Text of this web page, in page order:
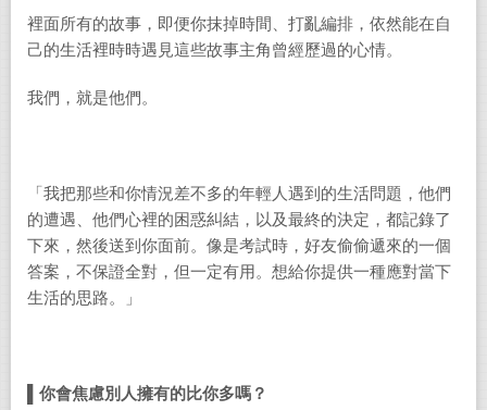
裡面所有的故事，即便你抹掉時間、打亂編排，依然能在自
己的生活裡時時遇見這些故事主角曾經歷過的心情。
我們，就是他們。
「我把那些和你情況差不多的年輕人遇到的生活問題，他們
的遭遇、他們心裡的困惑糾結，以及最終的決定，都記錄了
下來，然後送到你面前。像是考試時，好友偷偷遞來的一個
答案，不保證全對，但一定有用。想給你提供一種應對當下
生活的思路。」
▌你會焦慮別人擁有的比你多嗎？